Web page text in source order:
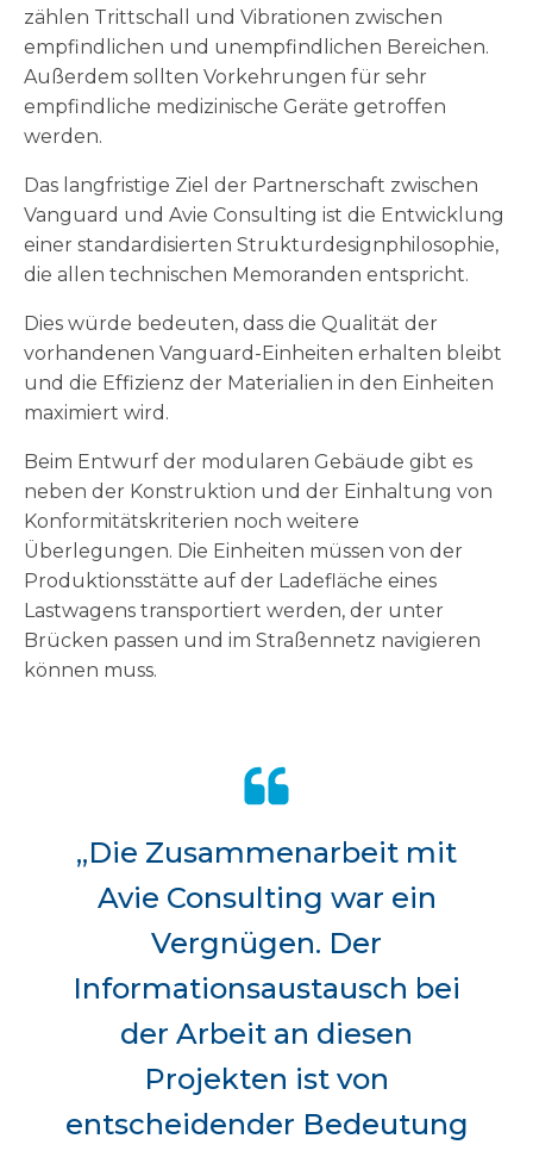
zählen Trittschall und Vibrationen zwischen
empfindlichen und unempfindlichen Bereichen.
Außerdem sollten Vorkehrungen für sehr
empfindliche medizinische Geräte getroffen
werden.
Das langfristige Ziel der Partnerschaft zwischen
Vanguard und Avie Consulting ist die Entwicklung
einer standardisierten Strukturdesignphilosophie,
die allen technischen Memoranden entspricht.
Dies würde bedeuten, dass die Qualität der
vorhandenen Vanguard-Einheiten erhalten bleibt
und die Effizienz der Materialien in den Einheiten
maximiert wird.
Beim Entwurf der modularen Gebäude gibt es
neben der Konstruktion und der Einhaltung von
Konformitätskriterien noch weitere
Überlegungen. Die Einheiten müssen von der
Produktionsstätte auf der Ladefläche eines
Lastwagens transportiert werden, der unter
Brücken passen und im Straßennetz navigieren
können muss.
„Die Zusammenarbeit mit
Avie Consulting war ein
Vergnügen. Der
Informationsaustausch bei
der Arbeit an diesen
Projekten ist von
entscheidender Bedeutung